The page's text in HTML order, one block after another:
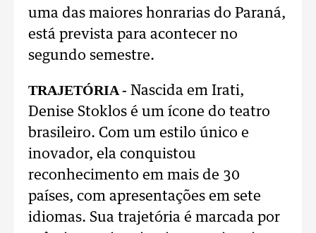
uma das maiores honrarias do Paraná,
está prevista para acontecer no
segundo semestre.
TRAJETÓRIA - Nascida em Irati,
Denise Stoklos é um ícone do teatro
brasileiro. Com um estilo único e
inovador, ela conquistou
reconhecimento em mais de 30
países, com apresentações em sete
idiomas. Sua trajetória é marcada por